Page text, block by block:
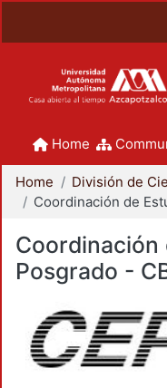
Home
Home
Coordinación
Posgrado -